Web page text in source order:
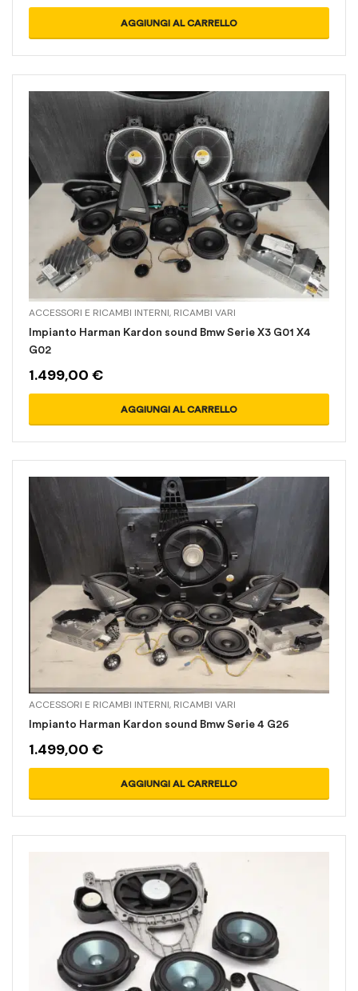
AGGIUNGI AL CARRELLO
ACCESSORI E RICAMBI INTERNI, RICAMBI VARI
Impianto Harman Kardon sound Bmw Serie X3 G01 X4
G02
1.499,00 €
AGGIUNGI AL CARRELLO
ACCESSORI E RICAMBI INTERNI, RICAMBI VARI
Impianto Harman Kardon sound Bmw Serie 4 G26
1.499,00 €
AGGIUNGI AL CARRELLO